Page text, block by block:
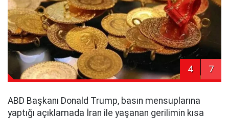
4 7
ABD Başkanı Donald Trump, basın mensuplarına
yaptığı açıklamada İran ile yaşanan gerilimin kısa